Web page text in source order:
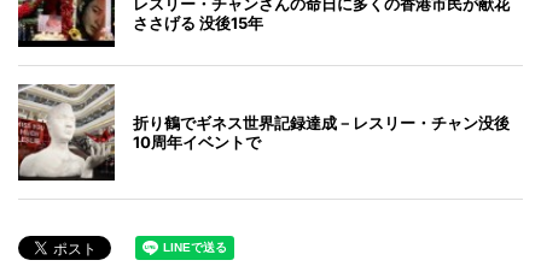
ささげる 没後15年
折り鶴でギネス世界記録達成－レスリー・チャン没後
10周年イベントで